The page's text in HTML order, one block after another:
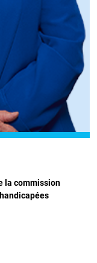
la commission